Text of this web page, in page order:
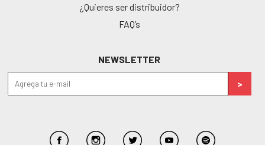
¿Quieres ser distribuidor?
FAQ’s
NEWSLETTER